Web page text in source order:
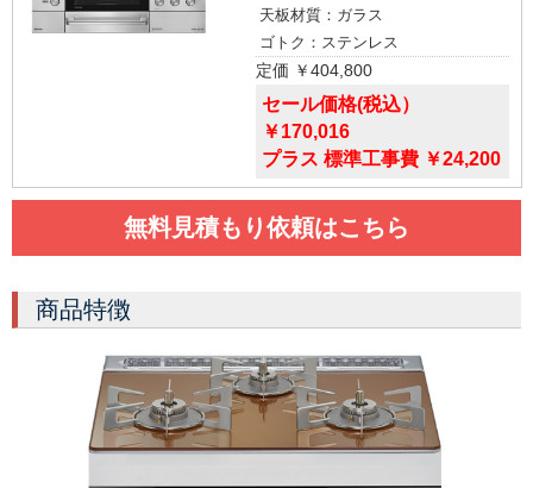
天板材質：ガラス
ゴトク：ステンレス
定価 ￥404,800
セール価格(税込）
￥170,016
プラス 標準工事費 ￥24,200
無料見積もり依頼はこちら
商品特徴